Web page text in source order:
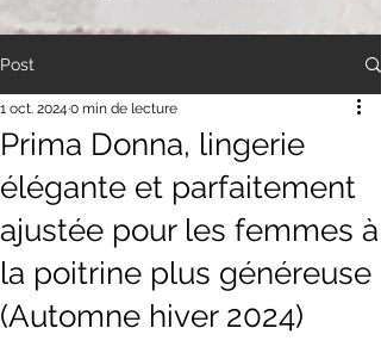
Post
Prima Donna, lingerie
élégante et parfaitement
ajustée pour les femmes à
la poitrine plus généreuse
(Automne hiver 2024)
1 oct. 2024 0 min de lecture